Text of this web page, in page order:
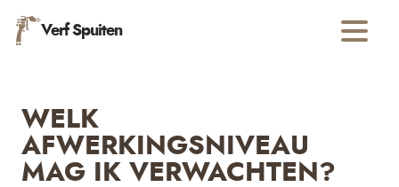
Verf Spuiten
WELK
AFWERKINGSNIVEAU
MAG IK VERWACHTEN?